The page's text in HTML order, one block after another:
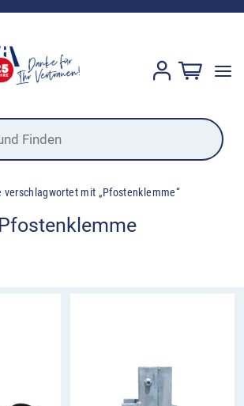
verschlagwortet mit „Pfostenklemme“
Pfostenklemme